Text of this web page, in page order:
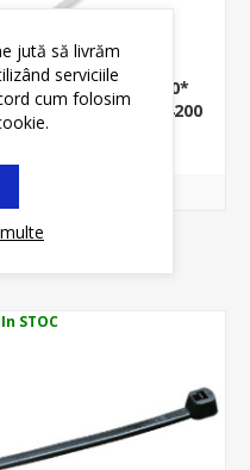
BRIDE PLASTIC 200*
4.8MM ALB - 839.44200
STOC
jută să livrăm
serviciile
cum folosim